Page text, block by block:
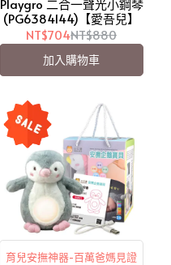
Playgro 二合一聲光小鋼琴
(PG6384144)【愛吾兒】
NT$704NT$880
加入購物車
育兒安撫神器-百萬爸媽見證